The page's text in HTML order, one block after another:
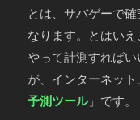
とは、サバゲーで
なります。とはい
やって計測すれば
が、インターネッ
予測ツール」です。